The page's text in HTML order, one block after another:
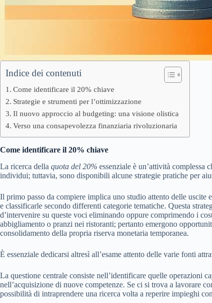
Indice dei contenuti
Come identificare il 20% chiave
Strategie e strumenti per l’ottimizzazione
Il nuovo approccio al budgeting: una visione olistica
Verso una consapevolezza finanziaria rivoluzionaria
Come identificare il 20% chiave
La ricerca della quota del 20% essenziale è un’attività
individui; tuttavia, sono disponibili alcune strategie pratiche per
Il primo passo da compiere implica uno studio attento delle uscite
e classificarle secondo differenti categorie tematiche. Questa
d’intervenire su queste voci eliminando oppure comprimendo i
abbigliamento o pranzi nei ristoranti; pertanto emergono
consolidamento della propria riserva monetaria temporanea.
È essenziale dedicarsi altresì all’esame attento delle varie fonti
La questione centrale consiste nell’identificare quelle operazioni
nell’acquisizione di nuove competenze. Se ci si trova a lavorare
possibilità di intraprendere una ricerca volta a reperire impieghi